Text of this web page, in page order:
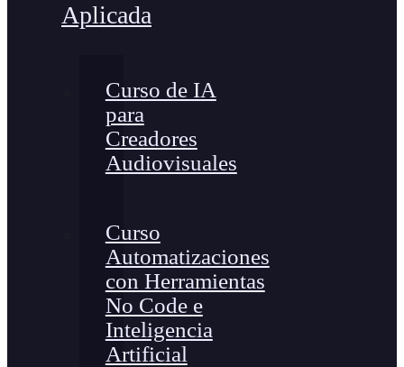
Aplicada
Curso de IA
para
Creadores
Audiovisuales
Curso
Automatizaciones
con Herramientas
No Code e
Inteligencia
Artificial